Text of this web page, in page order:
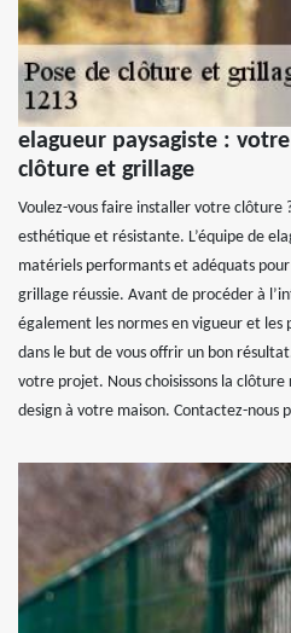
elagueur paysagiste :
clôture et grillage
Voulez-vous faire installer votre clôture
esthétique et résistante. L’équipe de
matériels performants et adéquats
grillage réussie. Avant de procéder à
également les normes en vigueur et les
dans le but de vous offrir un bon
votre projet. Nous choisissons la
design à votre maison. Contactez-nous